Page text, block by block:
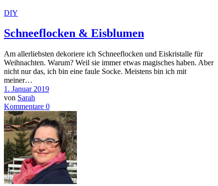
DIY
Schneeflocken & Eisblumen
Am allerliebsten dekoriere ich Schneeflocken und Eiskristalle für
Weihnachten. Warum? Weil sie immer etwas magisches haben. Aber
nicht nur das, ich bin eine faule Socke. Meistens bin ich mit
meiner…
1. Januar 2019
von Sarah
Kommentare 0